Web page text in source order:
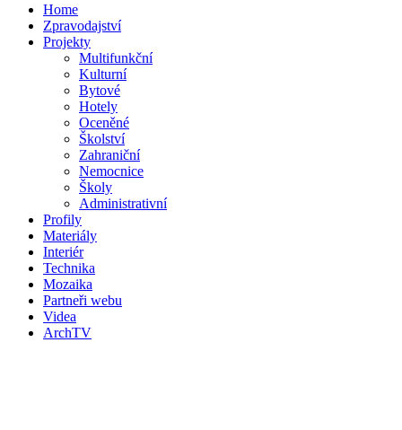
Home
Zpravodajství
Projekty
Multifunkční
Kulturní
Bytové
Hotely
Oceněné
Školství
Zahraniční
Nemocnice
Školy
Administrativní
Profily
Materiály
Interiér
Technika
Mozaika
Partneři webu
Videa
ArchTV